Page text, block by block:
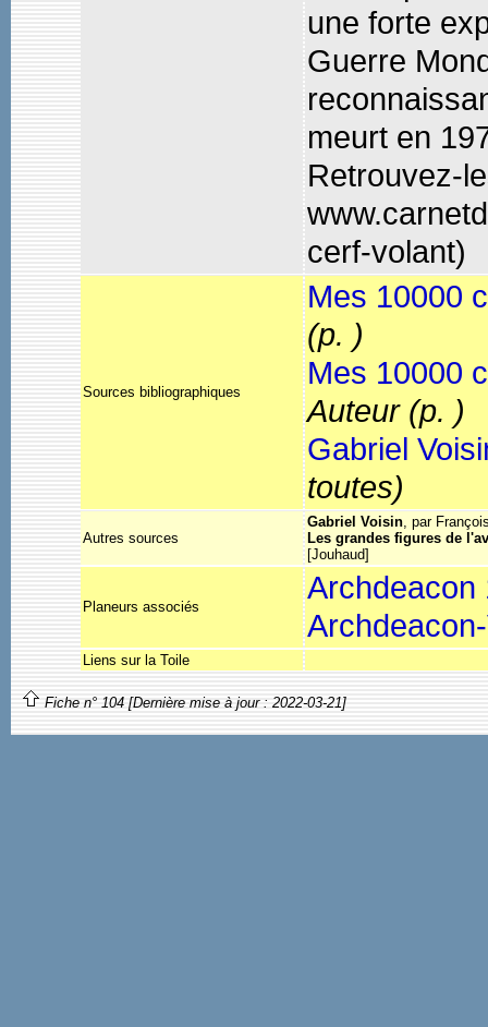
une forte
Guerre
meurt en
Retrouvez-
cerf-volant)
Sources bibliographiques
Mes 10000
(p. )
Mes 10000
Auteur (p. )
Gabriel
toutes)
Autres sources
Gabriel Voisin , par
Les grandes figures de
[Jouhaud]
Planeurs associés
Archdeacon
Liens sur la Toile
Fiche n° 104 [Dernière mise à jour : 2022-03-21]